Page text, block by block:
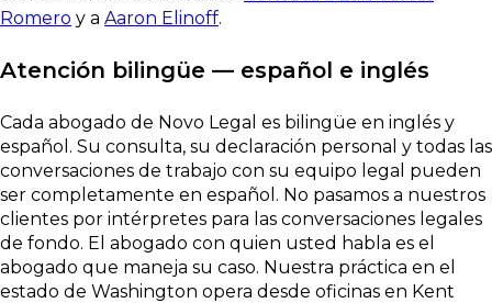
Romero y a Aaron Elinoff.
Atención bilingüe — español e inglés
Cada abogado de Novo Legal es bilingüe en inglés y
español. Su consulta, su declaración personal y todas las
conversaciones de trabajo con su equipo legal pueden
ser completamente en español. No pasamos a nuestros
clientes por intérpretes para las conversaciones legales
de fondo. El abogado con quien usted habla es el
abogado que maneja su caso. Nuestra práctica en el
estado de Washington opera desde oficinas en Kent